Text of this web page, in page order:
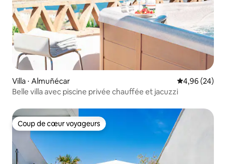
Villa ⋅ Almuñécar Évaluation
4,96 (24)
Belle villa avec piscine privée chauffée et jacuzzi
Coup de cœur voyageurs
Coup de cœur voyageurs